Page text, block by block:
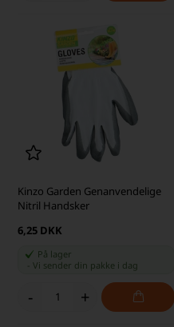
Kinzo Garden Genanvendelige
Nitril Handsker
6,25 DKK
På lager
-Vi sender din pakke i dag
- +